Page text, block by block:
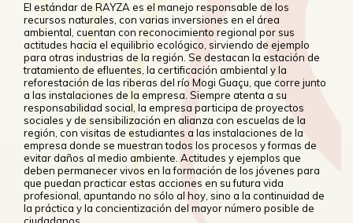
El estándar de RAYZA es el manejo responsable de los
recursos naturales, con varias inversiones en el área
ambiental, cuentan con reconocimiento regional por sus
actitudes hacia el equilibrio ecológico, sirviendo de ejemplo
para otras industrias de la región. Se destacan la estación de
tratamiento de efluentes, la certificación ambiental y la
reforestación de las riberas del río Mogi Guaçu, que corre junto
a las instalaciones de la empresa. Siempre atenta a su
responsabilidad social, la empresa participa de proyectos
sociales y de sensibilización en alianza con escuelas de la
región, con visitas de estudiantes a las instalaciones de la
empresa donde se muestran todos los procesos y formas de
evitar daños al medio ambiente. Actitudes y ejemplos que
deben permanecer vivos en la formación de los jóvenes para
que puedan practicar estas acciones en su futura vida
profesional, apuntando no sólo al hoy, sino a la continuidad de
la práctica y la concientización del mayor número posible de